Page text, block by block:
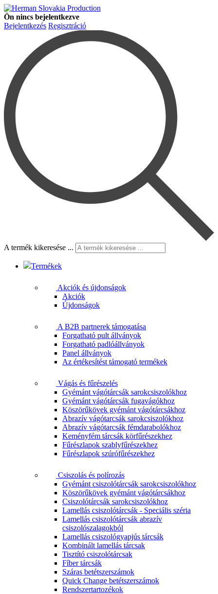
Ön nincs bejelentkezve
Bejelentkezés Regisztráció
A termék kikeresése ...
Termékek
Akciók és újdonságok
Akciók
Újdonságok
A B2B partnerek támogatása
Forgatható pult állványok
Forgatható padlóállványok
Panel állványok
Az értékesítést támogató termékek
Vágás és fűrészelés
Gyémánt vágótárcsák sarokcsiszolókhoz
Gyémánt vágótárcsák fugavágókhoz
Köszörűkövek gyémánt vágótárcsákhoz
Abrazív vágótarcsák sarokcsiszolókhoz
Abrazív vágótarcsák fémdarabolókhoz
Keményfém tárcsák körfűrészekhez
Fűrészlapok szablyfűrészekhez
Fűrészlapok szúrófűrészekhez
Csiszolás és polírozás
Gyémánt csiszolótárcsák sarokcsiszolókhoz
Köszörűkövek gyémánt vágótárcsákhoz
Csiszolótárcsák sarokcsiszolókhoz
Lamellás csiszolótárcsák - Speciális széria
Lamellás csiszolótárcsák abrazív
csiszolószalagokból
Lamellás csiszológyapjús tárcsák
Kombinált lamellás tárcsak
Tisztító csiszolótárcsak
Fíber tárcsák
Száras betétszerszámok
Quick Change betétszerszámok
Rendszertartozékok